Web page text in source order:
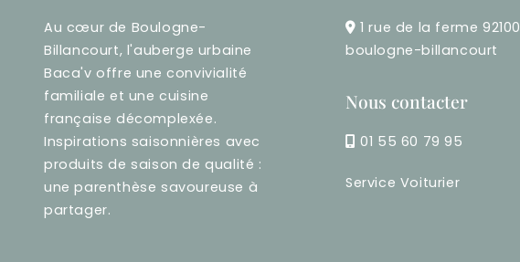
Au cœur de Boulogne-
Billancourt, l'auberge urbaine
Baca'v offre une convivialité
familiale et une cuisine
française décomplexée.
Inspirations saisonnières avec
produits de saison de qualité :
une parenthèse savoureuse à
partager.
1 rue de la ferme 92100
boulogne-billancourt
Nous contacter
01 55 60 79 95
Service Voiturier